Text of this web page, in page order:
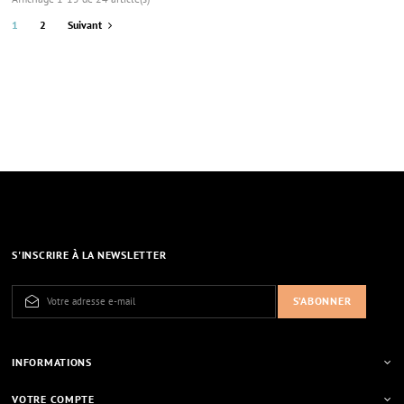
1
2 Suivant
S'INSCRIRE À LA NEWSLETTER
INFORMATIONS
VOTRE COMPTE